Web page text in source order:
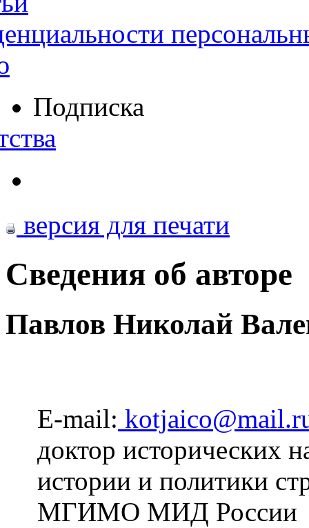
Подписка
версия для печати
Сведения об авторе
Павлов Николай
E-mail:
доктор исторических
истории и политики
МГИМО МИД России